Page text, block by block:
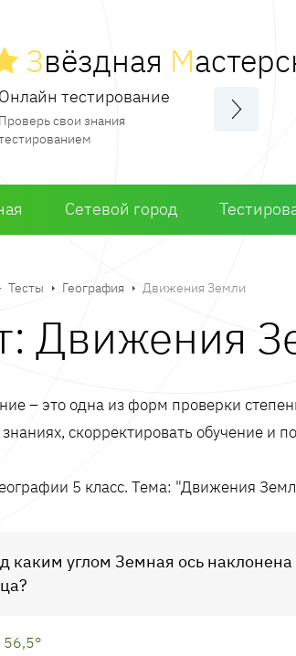
Звёздная М
Онлайн тестирование
Проверь свои знания
Сетевой город
Тесты География Движения Земли
Движения
– это одна из форм проверки
скорректировать обучение и
5 класс. Тема: "Движения
каким углом Земная ось
56,5°